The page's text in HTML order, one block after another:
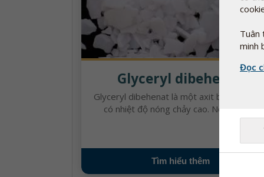
Glyceryl dibehenat
Glyceryl dibehenat là một axit béo bão hòa
có nhiệt độ nóng chảy cao. Nó là hỗn ...
Tìm hiểu thêm
Tuân
minh
Đọc